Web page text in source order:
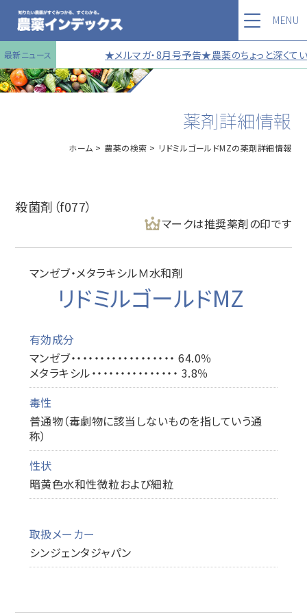
最新ニュース ★メルマガ・8月号予告★農薬のちょっと深
MENU
薬剤詳細情報
ホーム 農薬の検索 リドミルゴールドMZの薬剤詳細情報
殺菌剤（f077）
マークは推奨薬剤の印です
マンゼブ・メタラキシルＭ水和剤
リドミルゴールドMZ
有効成分
マンゼブ・・・・・・・・・・・・・・・・・・ 64.0％
メタラキシル・・・・・・・・・・・・・・・ 3.8％
毒性
普通物（毒劇物に該当しないものを指していう通
称）
性状
暗黄色水和性微粒および細粒
取扱メーカー
シンジェンタジャパン